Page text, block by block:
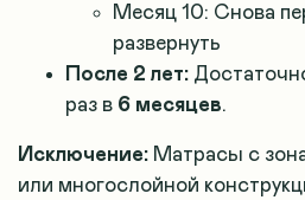
Месяц 10: Снова
развернуть
После 2 лет:
раз в 6 месяцев.
Исключение: Матрасы с
или многослойной